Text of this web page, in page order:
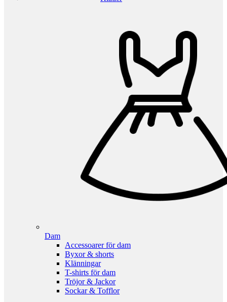
Dam
Accessoarer för dam
Byxor & shorts
Klänningar
T-shirts för dam
Tröjor & Jackor
Sockar & Tofflor